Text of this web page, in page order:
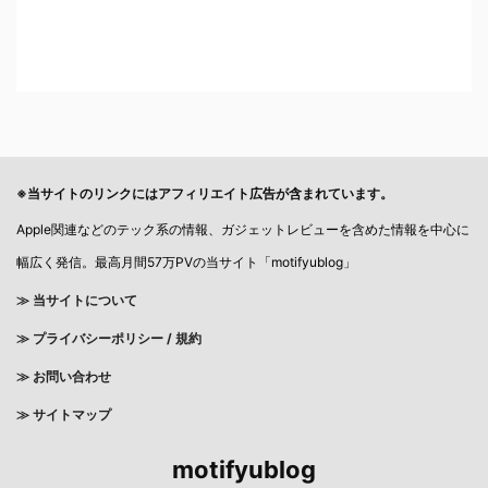
※当サイトのリンクにはアフィリエイト広告が含まれています。
Apple関連などのテック系の情報、ガジェットレビューを含めた情報を中心に
幅広く発信。最高月間57万PVの当サイト「motifyublog」
≫ 当サイトについて
≫ プライバシーポリシー / 規約
≫ お問い合わせ
≫ サイトマップ
motifyublog